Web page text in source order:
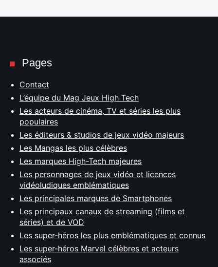
Pages
Contact
L’équipe du Mag Jeux High Tech
Les acteurs de cinéma, TV et séries les plus
populaires
Les éditeurs & studios de jeux vidéo majeurs
Les Mangas les plus célèbres
Les marques High-Tech majeures
Les personnages de jeux vidéo et licences
vidéoludiques emblématiques
Les principales marques de Smartphones
Les principaux canaux de streaming (films et
séries) et de VOD
Les super-héros les plus emblématiques et connus
Les super-héros Marvel célèbres et acteurs
associés